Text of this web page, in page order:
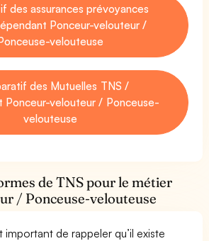
des assurances prévoyances
Ponceur-velouteur /
velouteuse
des Mutuelles TNS /
Ponceur-velouteur / Ponceuse-
velouteuse
de TNS pour le métier
/ Ponceuse-velouteuse
important de rappeler qu’il existe